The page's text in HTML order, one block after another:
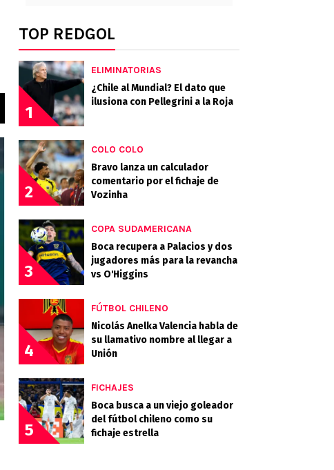
TOP REDGOL
1
ELIMINATORIAS
¿Chile al Mundial? El dato que
ilusiona con Pellegrini a la Roja
2
COLO COLO
Bravo lanza un calculador
comentario por el fichaje de
Vozinha
3
COPA SUDAMERICANA
Boca recupera a Palacios y dos
jugadores más para la revancha
vs O'Higgins
4
FÚTBOL CHILENO
Nicolás Anelka Valencia habla de
su llamativo nombre al llegar a
Unión
5
FICHAJES
Boca busca a un viejo goleador
del fútbol chileno como su
fichaje estrella